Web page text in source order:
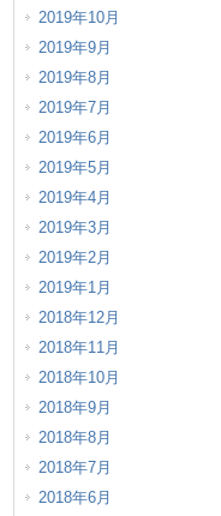
2019年10月
2019年9月
2019年8月
2019年7月
2019年6月
2019年5月
2019年4月
2019年3月
2019年2月
2019年1月
2018年12月
2018年11月
2018年10月
2018年9月
2018年8月
2018年7月
2018年6月